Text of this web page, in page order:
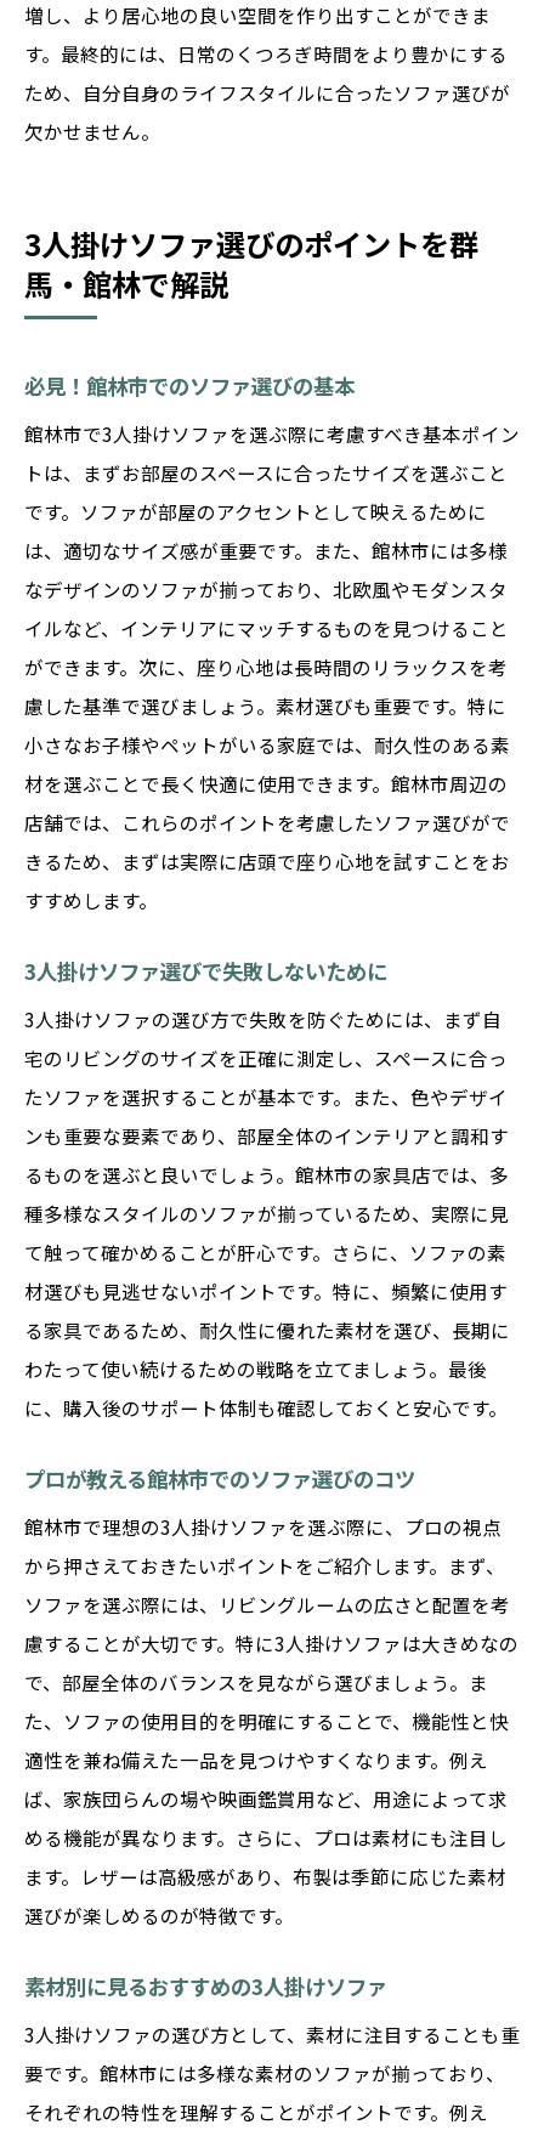
増し、より居心地の良い空間を作り出すことができま
す。最終的には、日常のくつろぎ時間をより豊かにする
ため、自分自身のライフスタイルに合ったソファ選びが
欠かせません。
3人掛けソファ選びのポイントを群
馬・館林で解説
必見！館林市でのソファ選びの基本
館林市で3人掛けソファを選ぶ際に考慮すべき基本ポイン
トは、まずお部屋のスペースに合ったサイズを選ぶこと
です。ソファが部屋のアクセントとして映えるために
は、適切なサイズ感が重要です。また、館林市には多様
なデザインのソファが揃っており、北欧風やモダンスタ
イルなど、インテリアにマッチするものを見つけること
ができます。次に、座り心地は長時間のリラックスを考
慮した基準で選びましょう。素材選びも重要です。特に
小さなお子様やペットがいる家庭では、耐久性のある素
材を選ぶことで長く快適に使用できます。館林市周辺の
店舗では、これらのポイントを考慮したソファ選びがで
きるため、まずは実際に店頭で座り心地を試すことをお
すすめします。
3人掛けソファ選びで失敗しないために
3人掛けソファの選び方で失敗を防ぐためには、まず自
宅のリビングのサイズを正確に測定し、スペースに合っ
たソファを選択することが基本です。また、色やデザイ
ンも重要な要素であり、部屋全体のインテリアと調和す
るものを選ぶと良いでしょう。館林市の家具店では、多
種多様なスタイルのソファが揃っているため、実際に見
て触って確かめることが肝心です。さらに、ソファの素
材選びも見逃せないポイントです。特に、頻繁に使用す
る家具であるため、耐久性に優れた素材を選び、長期に
わたって使い続けるための戦略を立てましょう。最後
に、購入後のサポート体制も確認しておくと安心です。
プロが教える館林市でのソファ選びのコツ
館林市で理想の3人掛けソファを選ぶ際に、プロの視点
から押さえておきたいポイントをご紹介します。まず、
ソファを選ぶ際には、リビングルームの広さと配置を考
慮することが大切です。特に3人掛けソファは大きめなの
で、部屋全体のバランスを見ながら選びましょう。ま
た、ソファの使用目的を明確にすることで、機能性と快
適性を兼ね備えた一品を見つけやすくなります。例え
ば、家族団らんの場や映画鑑賞用など、用途によって求
める機能が異なります。さらに、プロは素材にも注目し
ます。レザーは高級感があり、布製は季節に応じた素材
選びが楽しめるのが特徴です。
素材別に見るおすすめの3人掛けソファ
3人掛けソファの選び方として、素材に注目することも重
要です。館林市には多様な素材のソファが揃っており、
それぞれの特性を理解することがポイントです。例え